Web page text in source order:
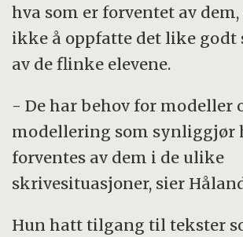
hva som er forventet av
ikke å oppfatte det like godt
av de flinke elevene.
- De har behov for modeller
modellering som synliggjør
forventes av dem i de ulike
skrivesituasjoner, sier
Hun hatt tilgang til tekster